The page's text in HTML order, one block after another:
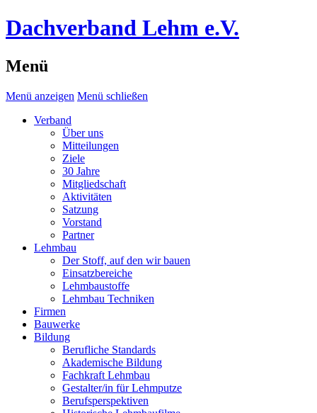
Dachverband Lehm e.V.
Menü
Menü anzeigen Menü schließen
Verband
Über uns
Mitteilungen
Ziele
30 Jahre
Mitgliedschaft
Aktivitäten
Satzung
Vorstand
Partner
Lehmbau
Der Stoff, auf den wir bauen
Einsatzbereiche
Lehmbaustoffe
Lehmbau Techniken
Firmen
Bauwerke
Bildung
Berufliche Standards
Akademische Bildung
Fachkraft Lehmbau
Gestalter/in für Lehmputze
Berufsperspektiven